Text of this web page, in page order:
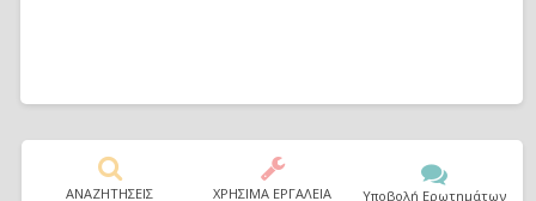
ΑΝΑΖΗΤΗΣΕΙΣ ΧΡΗΣΙΜΑ ΕΡΓΑΛΕΙΑ Υποβολή Ερωτημάτων